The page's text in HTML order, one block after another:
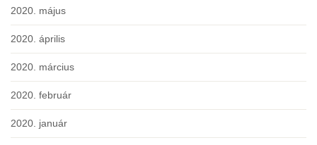
2020. május
2020. április
2020. március
2020. február
2020. január